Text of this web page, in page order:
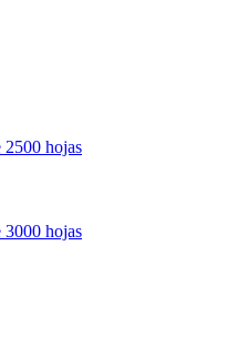
2500 hojas
3000 hojas